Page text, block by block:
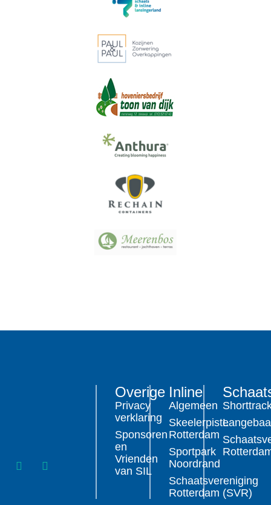
Inline
Algemeen
Skeelerpiste
Rotterdam
Sportpark
Noordrand
Schaatsvereniging
Rotterdam (SVR)
Overige
Privacy
verklaring
Sponsoren
en
Vrienden
van SIL